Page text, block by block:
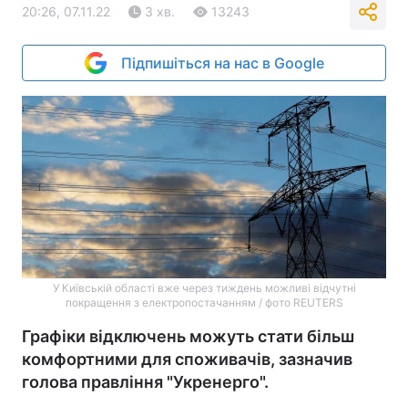
20:26, 07.11.22 3 хв. 13243
Підпишіться на нас в Google
У Київській області вже через тиждень можливі відчутні
покращення з електропостачанням / фото REUTERS
Графіки відключень можуть стати більш
комфортними для споживачів, зазначив
голова правління "Укренерго".